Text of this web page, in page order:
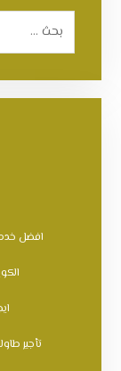
افضل
تأجير